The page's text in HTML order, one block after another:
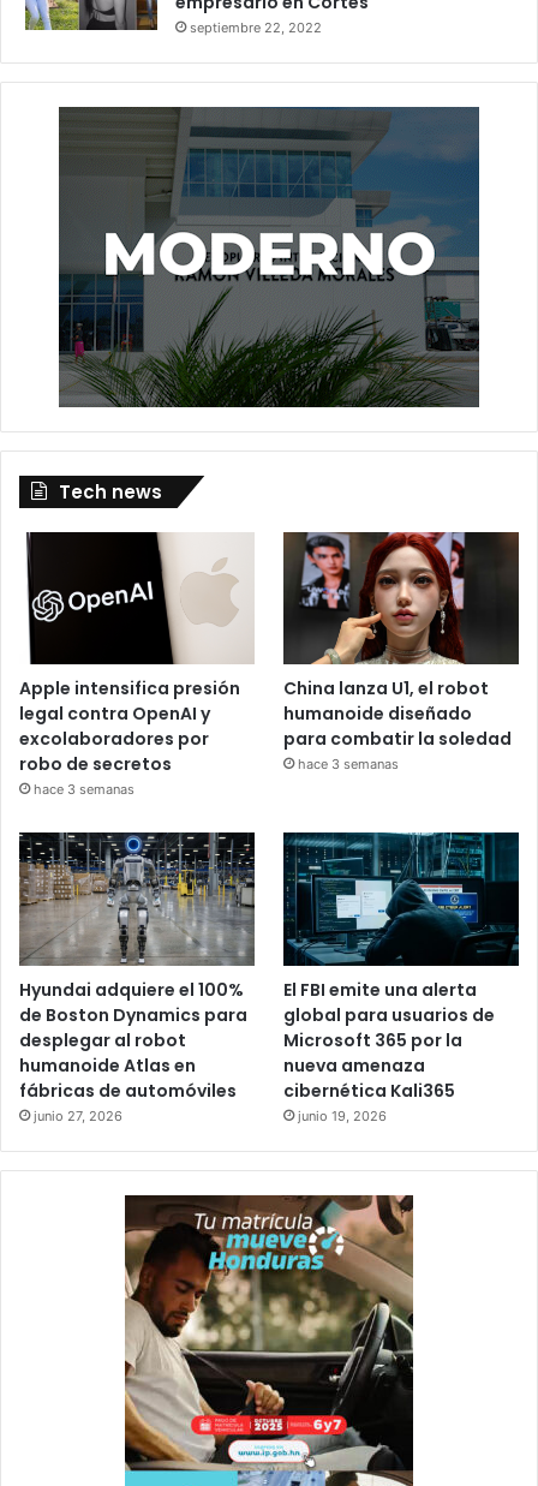
septiembre 22, 2022
Tech news
Apple intensifica presión
legal contra OpenAI y
excolaboradores por
robo de secretos
hace 3 semanas
China lanza U1, el robot
humanoide diseñado
para combatir la soledad
hace 3 semanas
Hyundai adquiere el 100%
de Boston Dynamics para
desplegar al robot
humanoide Atlas en
fábricas de automóviles
junio 27, 2026
El FBI emite una alerta
global para usuarios de
Microsoft 365 por la
nueva amenaza
cibernética Kali365
junio 19, 2026